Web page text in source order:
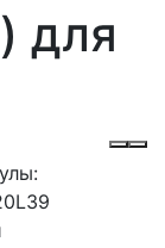
для